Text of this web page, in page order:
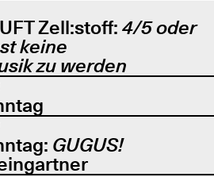
Zell:stoff: 4/5 oder
keine
zu werden
GUGUS!